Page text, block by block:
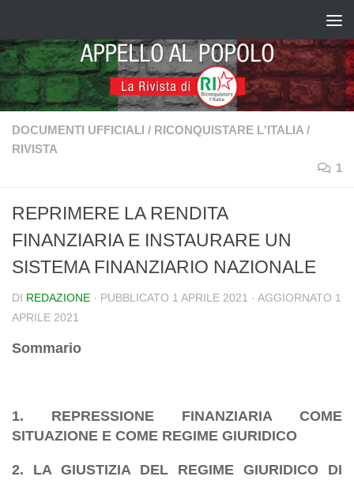
DOCUMENTI UFFICIALI / RICONQUISTARE L'ITALIA /
RIVISTA
1
REPRIMERE LA RENDITA
FINANZIARIA E INSTAURARE UN
SISTEMA FINANZIARIO NAZIONALE
DI REDAZIONE · PUBBLICATO 1 APRILE 2021 · AGGIORNATO 1
APRILE 2021
Sommario
1. REPRESSIONE FINANZIARIA COME
SITUAZIONE E COME REGIME GIURIDICO
2. LA GIUSTIZIA DEL REGIME GIURIDICO DI